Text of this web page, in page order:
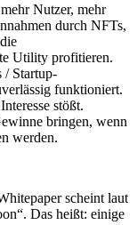
Nutzer, mehr
durch NFTs,
Utility profitieren.
/ Startup-
funktioniert.
stößt.
bringen, wenn
werden.
scheint laut
Das heißt: einige